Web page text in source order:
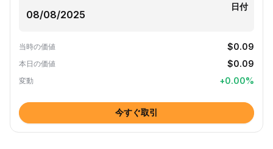
日付
当時の価値 $0.09
本日の価値 $0.09
変動 +0.00%
今すぐ取引